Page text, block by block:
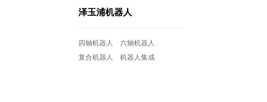
泽玉浦机器人
四轴机器人
六轴机器人
复合机器人
机器人集成